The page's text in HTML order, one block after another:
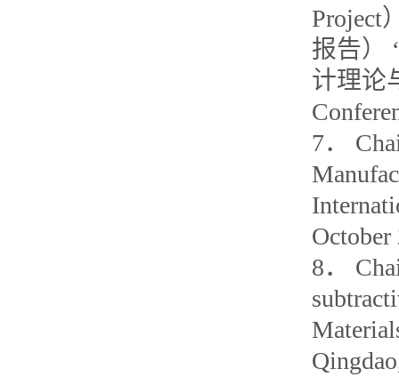
Project
报告）
计理论
7．
October
8．